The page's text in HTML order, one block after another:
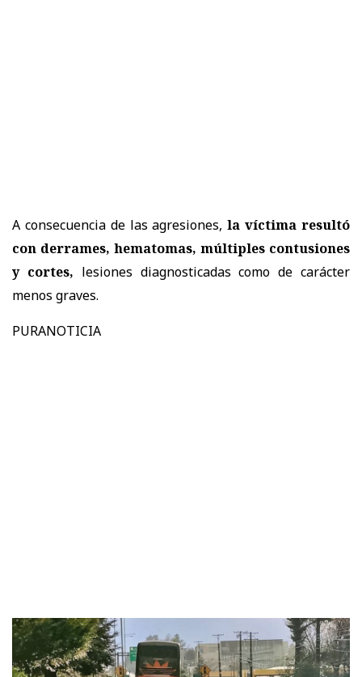
A consecuencia de las agresiones,la víctima resultó
con derrames, hematomas, múltiples contusiones
y cortes, lesiones diagnosticadas como de carácter
menos graves.
PURANOTICIA